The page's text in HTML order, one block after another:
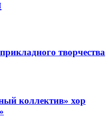
творчества
коллектив» хор